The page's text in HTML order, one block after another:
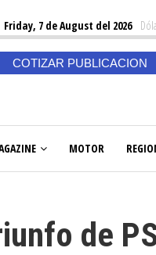
Friday, 7 de August del 2026
COTIZAR PUBLICACION
MOTOR
de